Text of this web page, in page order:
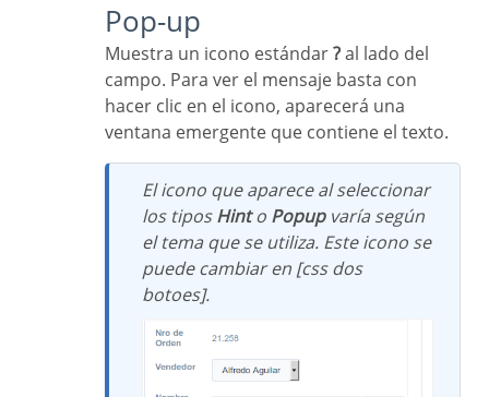
Pop-up
Muestra un icono estándar?al lado del
campo. Para ver el mensaje basta con
hacer clic en el icono, aparecerá una
ventana emergente que contiene el texto.
El icono que aparece al seleccionar
los tiposHinto Popupvaría según
el tema que se utiliza. Este icono se
puede cambiar en [css dos
botoes].